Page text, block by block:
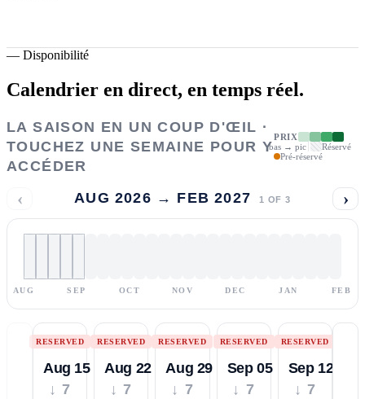
— Disponibilité
Calendrier en direct, en temps réel.
LA SAISON EN UN COUP D'ŒIL ·
TOUCHEZ UNE SEMAINE POUR Y
ACCÉDER
PRIX
bas → pic
Réservé
Pré-réservé
‹ AUG 2026 → FEB 2027 1 OF 3 ›
AUG SEP OCT NOV DEC JAN FEB
RESERVED
Aug 15
↓ 7
RESERVED
Aug 22
↓ 7
RESERVED
Aug 29
↓ 7
RESERVED
Sep 05
↓ 7
RESERVED
Sep 12
↓ 7